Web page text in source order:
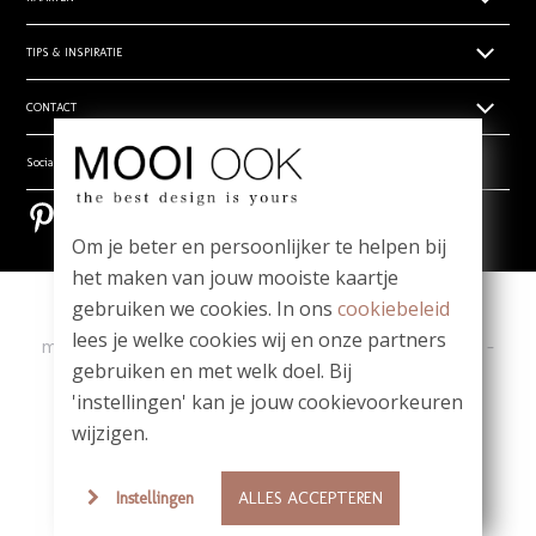
Levertijden
Prijsoverzicht
Algemene voorwaarden
Privacy verklaring
Geboortekaartjes
Trouwkaarten zelf ontwerpen
Rouwdrukwerk
Stilgeboren kindje
Bestel een papierwaaier
TIPS & INSPIRATIE
Hippe en unieke babynamen
- Babynamen jongens
- Babynamen meisjes
- Babynamen unisex
Bloei mij! Groeipapier tips!
Meest gestelde vragen
CONTACT
Wie zijn wij
Vragen? Mail ons! team@mooiook.nl
Zakelijk drukwerk
Contact
Social media
Copyright| Contact|
ma t/m vr 09.00 - 12.00 u -Whatsapp: 06-1980 6980
-
team@mooiook.nl
© MOOI OOK 2026 |powered by DRN Cards 2026
Om je beter en persoonlijker te helpen bij
het maken van jouw mooiste kaartje
gebruiken we cookies. In ons cookiebeleid
lees je welke cookies wij en onze partners
gebruiken en met welk doel. Bij
'instellingen' kan je jouw cookievoorkeuren
wijzigen.
Instellingen ALLES ACCEPTEREN